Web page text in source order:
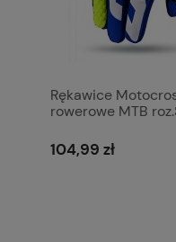
Rękawice
rowerowe MTB
104,99 zł